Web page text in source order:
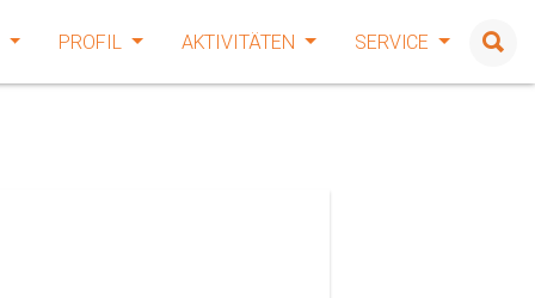
PROFIL AKTIVITÄTEN SERVICE